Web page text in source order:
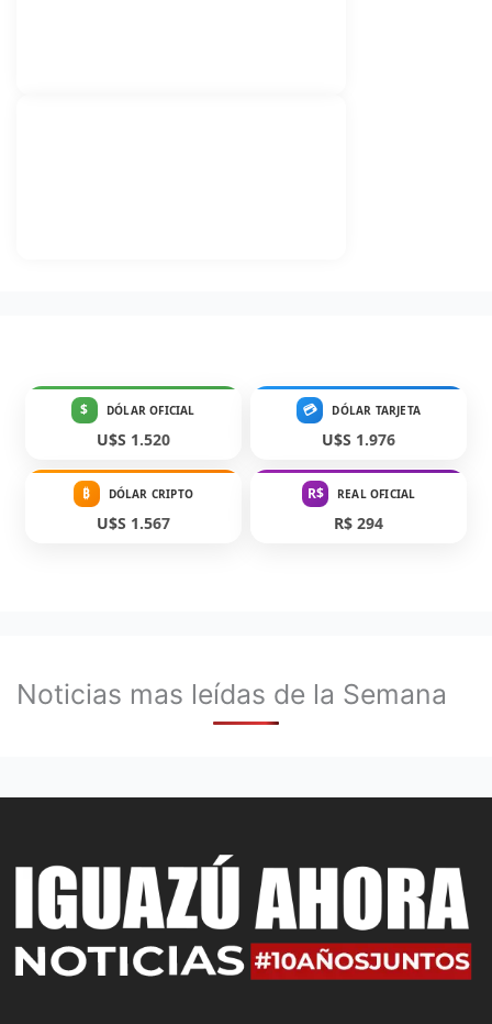
$ DÓLAR OFICIAL
U$S 1.520
💳 DÓLAR TARJETA
U$S 1.976
₿ DÓLAR CRIPTO
U$S 1.567
R$ REAL OFICIAL
R$ 294
Noticias mas leídas de la Semana